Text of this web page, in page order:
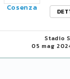
Cosenza
Stadio
05 mag
4
5